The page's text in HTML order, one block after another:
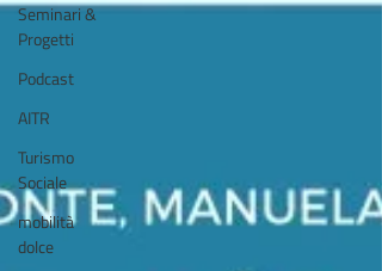
Seminari &
Progetti
Podcast
AITR
Turismo
Sociale
mobilità
dolce